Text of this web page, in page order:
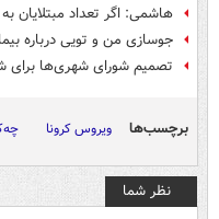
هاشمی: اگر تعداد مبتلایان
جوسازی من و تویی درباره
تصمیم شورای شهری‌ها برای
برچسب‌ها ویروس کرونا
نظر شما